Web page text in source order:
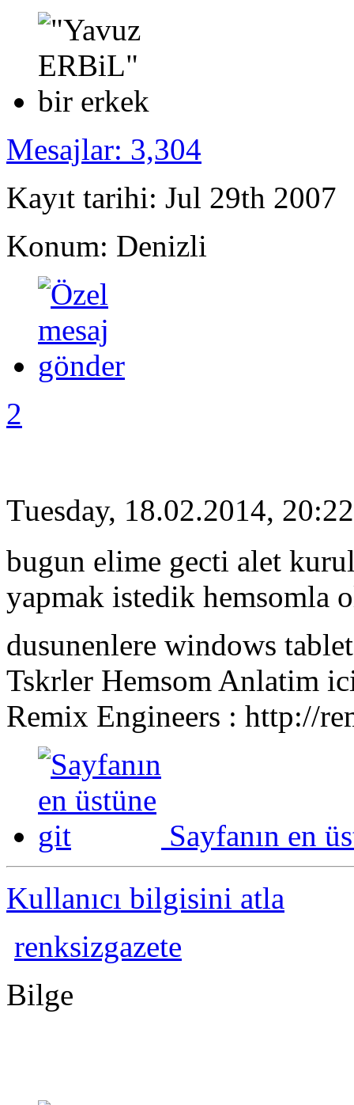
Mesajlar: 3,304
Kayıt tarihi: Jul 29th 2007
Konum: Denizli
2
Tuesday, 18.02.2014, 20:22
bugun elime gecti alet
yapmak istedik hemsomla
dusunenlere windows
Tskrler Hemsom Anlatim
Remix Engineers : http://
Sayfanın en
Kullanıcı bilgisini atla
renksizgazete
Bilge